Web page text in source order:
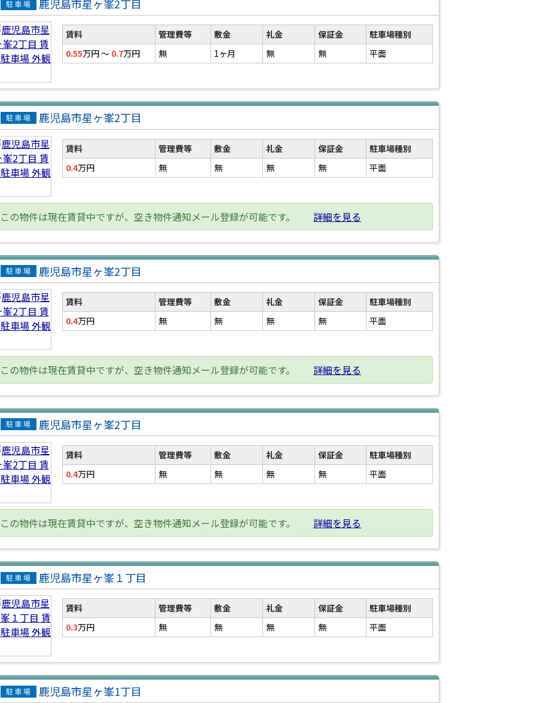
賃貸駐
車場
鹿児島市星ヶ峯2丁目
賃料 管理費等 敷金 礼金 保証金
駐車場種別
0.55万円～ 0.7万円 無 1ヶ月 無 無 平面
賃貸駐
車場
鹿児島市星ヶ峯2丁目
賃料 管理費等 敷金 礼金 保証金
駐車場種別
0.4万円 無 無 無 無 平面
この物件は現在賃貸中ですが、空き物件通知メール登録が可能です。 詳細を見る
賃貸駐
車場
鹿児島市星ヶ峯2丁目
賃料 管理費等 敷金 礼金 保証金
駐車場種別
0.4万円 無 無 無 無 平面
この物件は現在賃貸中ですが、空き物件通知メール登録が可能です。 詳細を見る
賃貸駐
車場
鹿児島市星ヶ峯2丁目
賃料 管理費等 敷金 礼金 保証金
駐車場種別
0.4万円 無 無 無 無 平面
この物件は現在賃貸中ですが、空き物件通知メール登録が可能です。 詳細を見る
賃貸駐
車場
鹿児島市星ヶ峯１丁目
賃料 管理費等 敷金 礼金 保証金
駐車場種別
0.3万円 無 無 無 無 平面
鹿児島市星ヶ峯1丁目